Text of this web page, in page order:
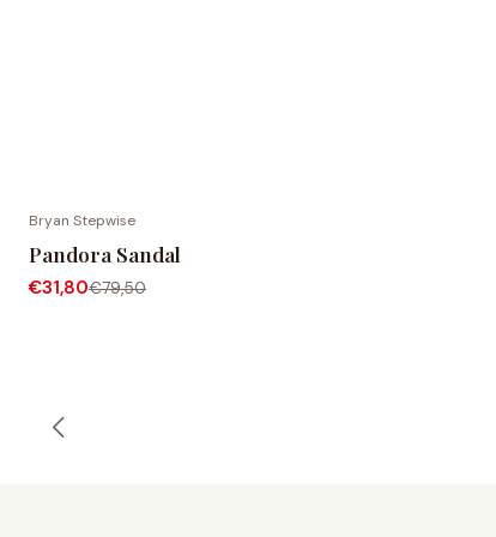
Bryan Stepwise
Pandora Sandal
€31,80€79,50